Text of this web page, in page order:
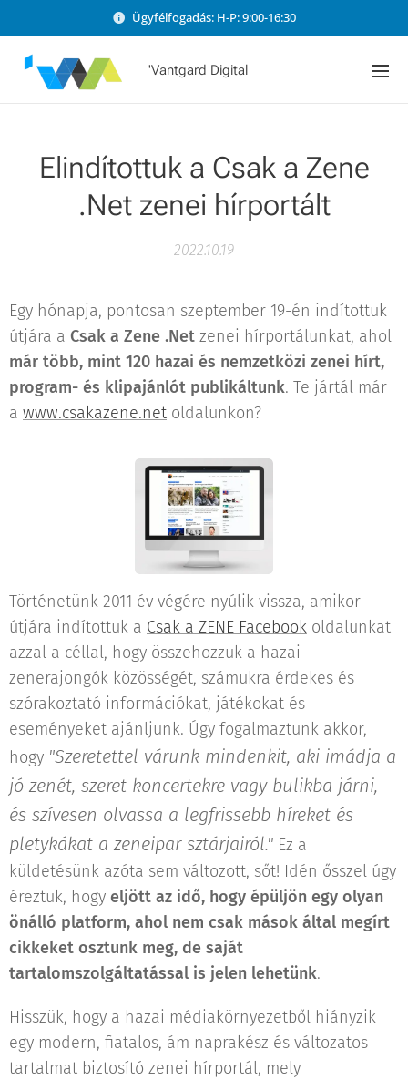
Ügyfélfogadás: H-P: 9:00-16:30
'Vantgard Digital
Elindítottuk a Csak a Zene
.Net zenei hírportált
2022.10.19
Egy hónapja, pontosan szeptember 19-én indítottuk
útjára a Csak a Zene .Net zenei hírportálunkat, ahol
már több, mint 120 hazai és nemzetközi zenei hírt,
program- és klipajánlót publikáltunk. Te jártál már
a www.csakazene.net oldalunkon?
Történetünk 2011 év végére nyúlik vissza, amikor
útjára indítottuk a Csak a ZENE Facebook oldalunkat
azzal a céllal, hogy összehozzuk a hazai
zenerajongók közösségét, számukra érdekes és
szórakoztató információkat, játékokat és
eseményeket ajánljunk. Úgy fogalmaztunk akkor,
hogy "Szeretettel várunk mindenkit, aki imádja a
jó zenét, szeret koncertekre vagy bulikba járni,
és szívesen olvassa a legfrissebb híreket és
pletykákat a zeneipar sztárjairól." Ez a
küldetésünk azóta sem változott, sőt! Idén ősszel úgy
éreztük, hogy eljött az idő, hogy épüljön egy olyan
önálló platform, ahol nem csak mások által megírt
cikkeket osztunk meg, de saját
tartalomszolgáltatással is jelen lehetünk.
Hisszük, hogy a hazai médiakörnyezetből hiányzik
egy modern, fiatalos, ám naprakész és változatos
tartalmat biztosító zenei hírportál, mely